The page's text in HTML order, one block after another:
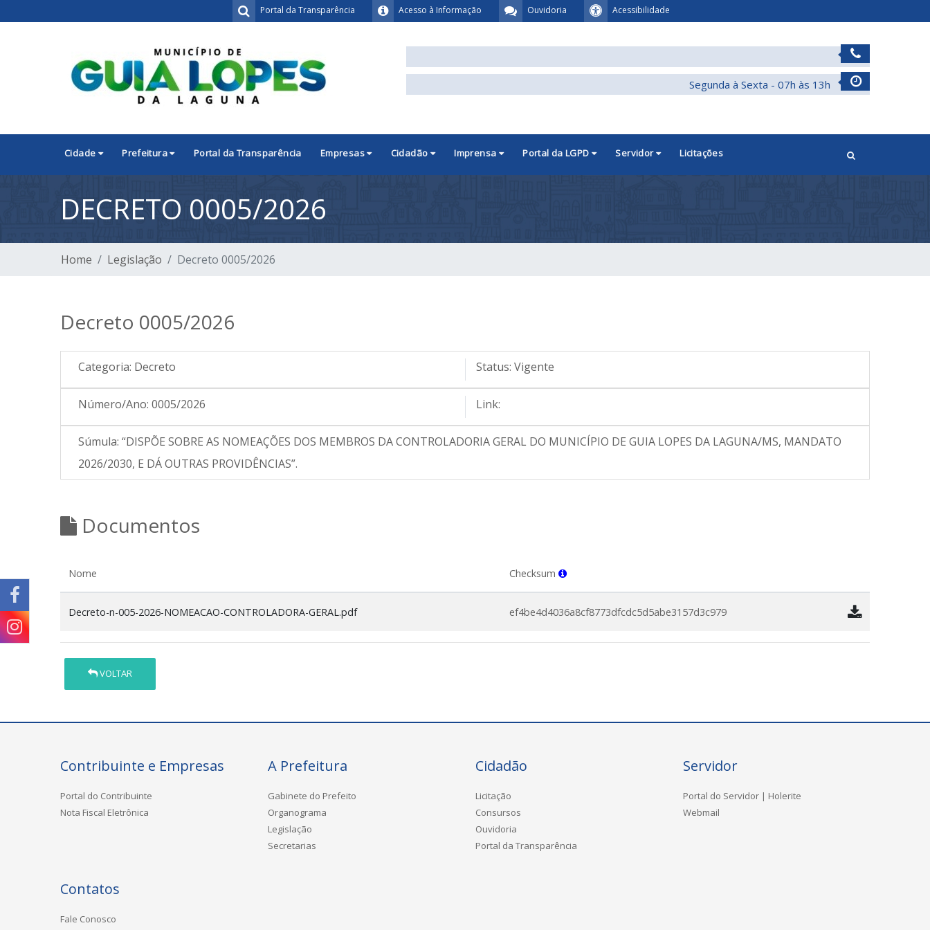
Acessibilidade
Ouvidoria
Acesso à Informação
Portal da Transparência
Segunda à Sexta - 07h às 13h
Cidade Prefeitura Portal da Transparência Empresas Cidadão Imprensa Portal da LGPD Servidor Licitações
DECRETO 0005/2026
Home Legislação Decreto 0005/2026
Decreto 0005/2026
Categoria: Decreto Status: Vigente
Número/Ano: 0005/2026 Link:
Súmula: “DISPÕE SOBRE AS NOMEAÇÕES DOS MEMBROS DA CONTROLADORIA GERAL DO MUNICÍPIO DE GUIA LOPES DA LAGUNA/MS, MANDATO
2026/2030, E DÁ OUTRAS PROVIDÊNCIAS”.
Documentos
Nome Checksum
Decreto-n-005-2026-NOMEACAO-CONTROLADORA-GERAL.pdf ef4be4d4036a8cf8773dfcdc5d5abe3157d3c979
VOLTAR
Contribuinte e Empresas
Portal do Contribuinte
Nota Fiscal Eletrônica
A Prefeitura
Gabinete do Prefeito
Organograma
Legislação
Secretarias
Cidadão
Licitação
Consursos
Ouvidoria
Portal da Transparência
Servidor
Portal do Servidor | Holerite
Webmail
Contatos
Fale Conosco